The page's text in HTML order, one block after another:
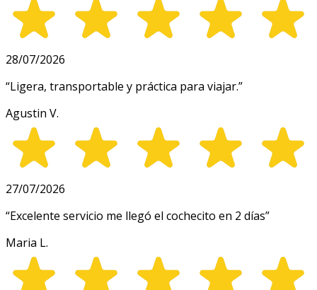
28/07/2026
“Ligera, transportable y práctica para viajar.”
Agustin V.
27/07/2026
“Excelente servicio me llegó el cochecito en 2 días”
Maria L.